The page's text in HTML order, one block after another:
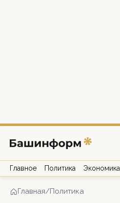
Главное Политика Экономика
Главная/Политика